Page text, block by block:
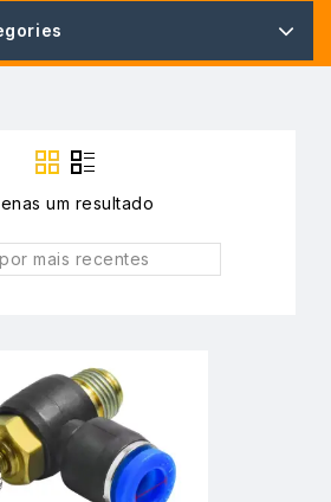
um resultado
mais recentes